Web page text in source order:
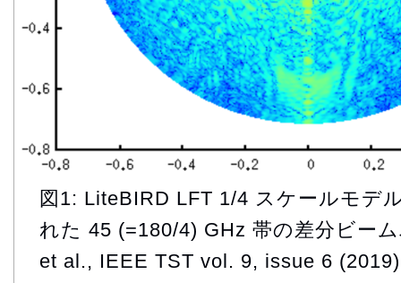
図1: LiteBIRD LFT 1/4 スケールモデ
れた 45 (=180/4) GHz 帯の差分ビー
et al., IEEE TST vol. 9, issue 6 (2019)